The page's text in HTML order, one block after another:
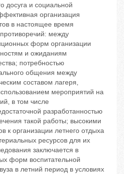
досуга и социальной
организация
в настоящее время
между
форм организации
и ожиданиям
потребностью
общения между
составом лагеря,
мероприятий на
в том числе
разработанностью
такой работы; высокими
к организации летнего отдыха
ресурсов для их
заключается в
форм воспитательной
в летний период в условиях